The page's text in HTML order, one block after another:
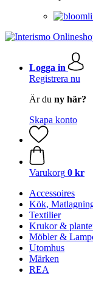
Logga in
Registrera nu
Är du ny här?
Skapa konto
Varukorg 0 kr
Accessoires
Kök,
Textilier
Krukor &
Möbler &
Utomhus
Märken
REA